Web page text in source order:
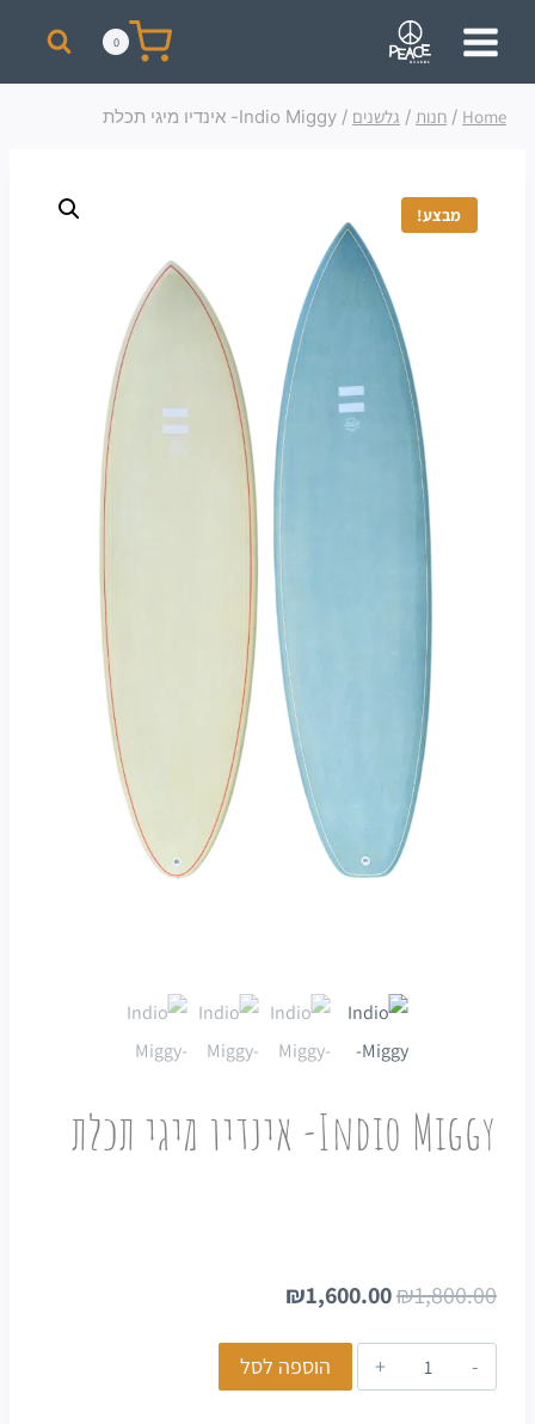
0
Home
/ חנות / גלשנים / Indio Miggy- אינדיו מיגי תכלת
מבצע!
Indio Miggy- אינדיו מיגי תכלת
₪1,800.00
₪1,600.00
הוספה לסל